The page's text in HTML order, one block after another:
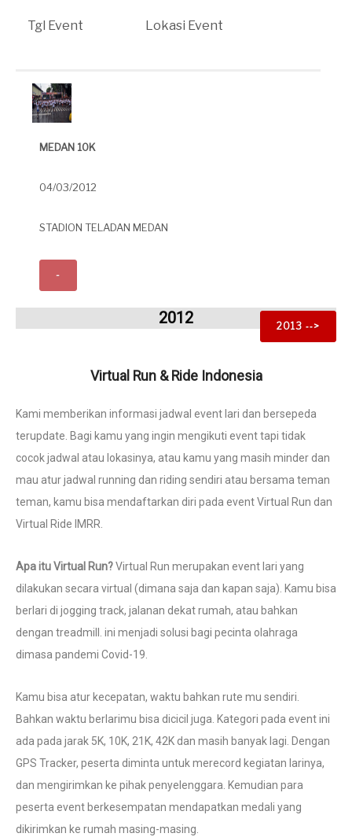
Tgl Event Lokasi Event
MEDAN 10K
04/03/2012
STADION TELADAN MEDAN
-
2012 2013 ‐‐>
Virtual Run & Ride Indonesia
Kami memberikan informasi jadwal event lari dan bersepeda
terupdate. Bagi kamu yang ingin mengikuti event tapi tidak
cocok jadwal atau lokasinya, atau kamu yang masih minder dan
mau atur jadwal running dan riding sendiri atau bersama teman
teman, kamu bisa mendaftarkan diri pada event Virtual Run dan
Virtual Ride IMRR.
Apa itu Virtual Run?Virtual Run merupakan event lari yang
dilakukan secara virtual (dimana saja dan kapan saja). Kamu bisa
berlari di jogging track, jalanan dekat rumah, atau bahkan
dengan treadmill. ini menjadi solusi bagi pecinta olahraga
dimasa pandemi Covid-19.
Kamu bisa atur kecepatan, waktu bahkan rute mu sendiri.
Bahkan waktu berlarimu bisa dicicil juga. Kategori pada event ini
ada pada jarak 5K, 10K, 21K, 42K dan masih banyak lagi. Dengan
GPS Tracker, peserta diminta untuk merecord kegiatan larinya,
dan mengirimkan ke pihak penyelenggara. Kemudian para
peserta event berkesempatan mendapatkan medali yang
dikirimkan ke rumah masing-masing.